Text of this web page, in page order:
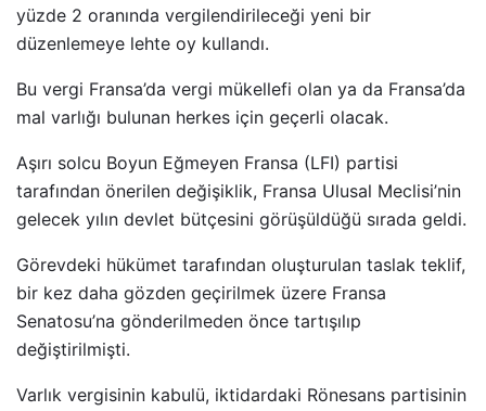
yüzde 2 oranında vergilendirileceği yeni bir
düzenlemeye lehte oy kullandı.
Bu vergi Fransa’da vergi mükellefi olan ya da Fransa’da
mal varlığı bulunan herkes için geçerli olacak.
Aşırı solcu Boyun Eğmeyen Fransa (LFI) partisi
tarafından önerilen değişiklik, Fransa Ulusal Meclisi’nin
gelecek yılın devlet bütçesini görüşüldüğü sırada geldi.
Görevdeki hükümet tarafından oluşturulan taslak teklif,
bir kez daha gözden geçirilmek üzere Fransa
Senatosu’na gönderilmeden önce tartışılıp
değiştirilmişti.
Varlık vergisinin kabulü, iktidardaki Rönesans partisinin